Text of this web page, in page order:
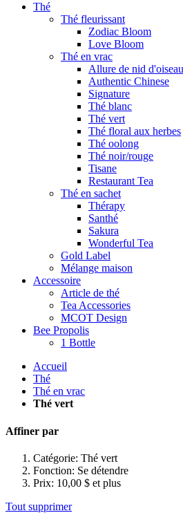
Thé
Thé fleurissant
Zodiac Bloom
Love Bloom
Thé en vrac
Allure de nid
Authentic Chinese
Signature
Thé blanc
Thé vert
Thé floral aux herbes
Thé oolong
Thé noir/rouge
Tisane
Restaurant Tea
Thé en sachet
Thérapy
Santhé
Sakura
Wonderful Tea
Gold Label
Mélange maison
Accessoire
Article de thé
Tea Accessories
MCOT Design
Bee Propolis
1 Bottle
Accueil
Thé
Thé en vrac
Thé vert
Affiner par
Catégorie: Thé vert
Fonction: Se détendre
Prix: 10,00 $ et plus
Tout supprimer